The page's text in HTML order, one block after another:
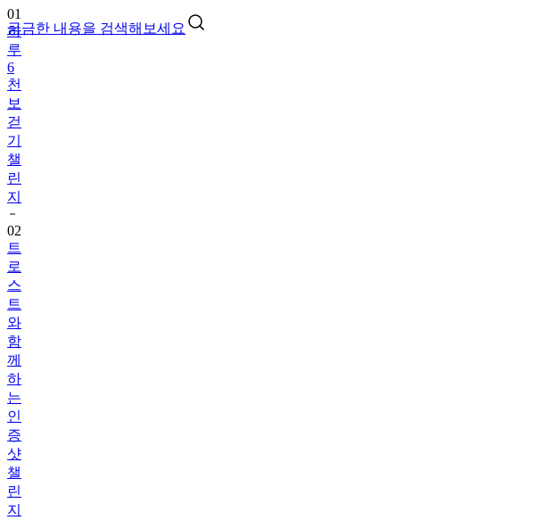
궁금한 내용을 검색해보세요
루
6
천
보
걷
기
챌
린
지
02
트
로
스
트
와
함
께
하
는
인
증
샷
챌
린
지
03